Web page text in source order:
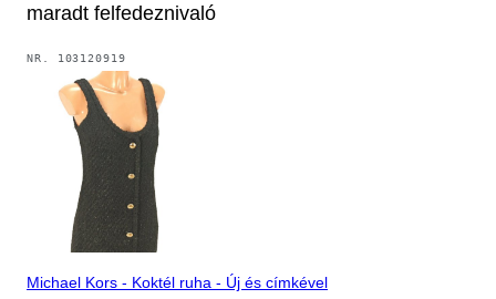
maradt felfedeznivaló
NR. 103120919
Michael Kors - Koktél ruha - Új és címkével